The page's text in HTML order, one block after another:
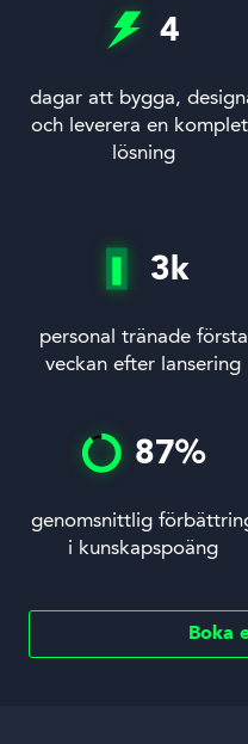
4
dagar att bygga,
och leverera en
lösning
3 k
personal tränade första
veckan efter lansering
87%
genomsnittlig
i kunskapspoäng
Boka